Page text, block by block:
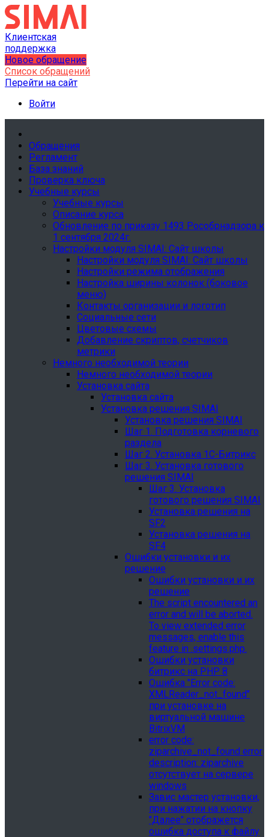
Клиентская
поддержка
Новое обращение
Список обращений
Перейти на сайт
Войти
Обращения
Регламент
База знаний
Проверка ключа
Учебные курсы
Учебные курсы
Описание курса
Обновление по приказу 1493 Рособрнадзора к
1 сентября 2024г.
Настройки модуля SIMAI: Сайт школы
Настройки модуля SIMAI: Сайт школы
Настройки режима отображения
Настройка ширины колонок (боковое
меню)
Контакты организации и логотип
Социальные сети
Цветовые схемы
Добавление скриптов, счетчиков
метрики
Немного необходимой теории
Немного необходимой теории
Установка сайта
Установка сайта
Установка решения SIMAI
Установка решения SIMAI
Шаг 1. Подготовка корневого
раздела
Шаг 2. Установка 1С-Битрикс
Шаг 3. Установка готового
решения SIMAI
Шаг 3. Установка
готового решения SIMAI
Установка решения на
SF2
Установка решения на
SF4
Ошибки установки и их
решение
Ошибки установки и их
решение
The script encountered an
error and will be aborted.
To view extended error
messages, enable this
feature in .settings.php.
Ошибки установки
битрикс на PHP 8
Ошибка "Error сode:
XMLReader_not_found"
при установке на
виртуальной машине
BitrixVM
error сode:
ziparchive_not_found error
description: ziparchive
отсутствует на сервере
windows
Завис мастер установки,
при нажатии на кнопку
"Далее" отображется
ошибка доступа к файлу